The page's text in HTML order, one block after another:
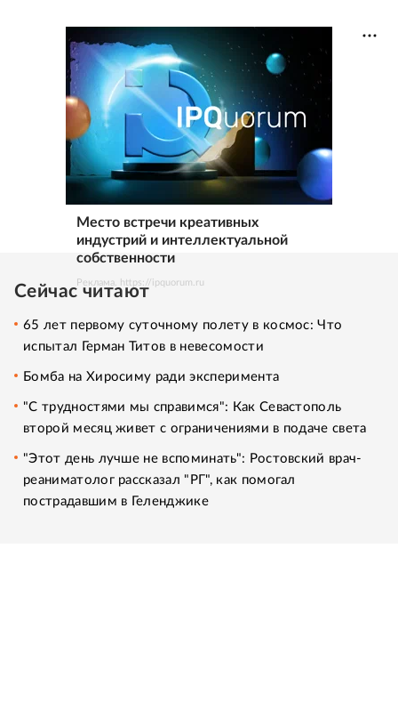
Место встречи креативных
индустрий и интеллектуальной
собственности
Реклама. https://ipquorum.ru
Сейчас читают
65 лет первому суточному полету в космос: Что
испытал Герман Титов в невесомости
Бомба на Хиросиму ради эксперимента
"С трудностями мы справимся": Как Севастополь
второй месяц живет с ограничениями в подаче света
"Этот день лучше не вспоминать": Ростовский врач-
реаниматолог рассказал "РГ", как помогал
пострадавшим в Геленджике